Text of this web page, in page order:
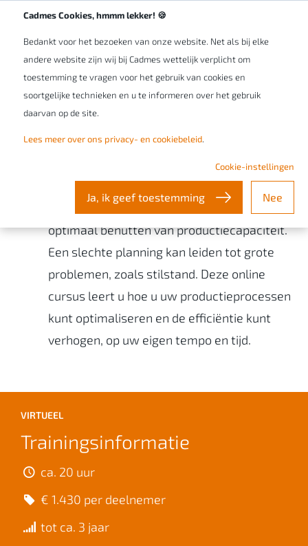
Cadmes Cookies, hmmm lekker! 🍪
Bedankt voor het bezoeken van onze website. Net als bij elke
andere website zijn wij bij Cadmes wettelijk verplicht om
toestemming te vragen voor het gebruik van cookies en
soortgelijke technieken en u te informeren over het gebruik
daarvan op de site.
Lees meer over ons privacy- en cookiebeleid.
Cookie-instellingen
Ja, ik geef toestemming Nee
Werken bij Cadmes
Ontdek de kracht van
Productieplanning is essentieel voor het
optimaal benutten van productiecapaciteit.
Een slechte planning kan leiden tot grote
problemen, zoals stilstand. Deze online
cursus leert u hoe u uw productieprocessen
kunt optimaliseren en de efficiëntie kunt
verhogen, op uw eigen tempo en tijd.
VIRTUEEL
Trainingsinformatie
ca. 20 uur
€ 1.430 per deelnemer
tot ca. 3 jaar